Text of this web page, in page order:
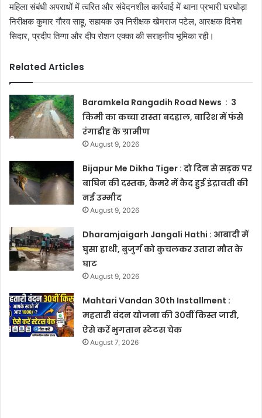
महिला संबंधी अपराधों में त्वरित और संवेदनशील कार्रवाई में थाना प्रभारी घरघोड़ा
निरीक्षक कुमार गौरव साहू, सहायक उप निरीक्षक खेमराज पटेल, आरक्षक दिनेश
सिदार, प्रदीप तिग्गा और दीप रोशन एक्का की सराहनीय भूमिका रही।
Related Articles
Baramkela Rangadih Road News : 3
किमी का कच्चा रास्ता बदहाल, बारिश में फंसे
रंगाडीह के ग्रामीण
August 9, 2026
Bijapur Me Dikha Tiger : दो दिन से सड़क पर
बाघिन की दस्तक, कैमरे में कैद हुई इंद्रावती की
नई उम्मीद
August 9, 2026
Dharamjaigarh Jangali Hathi : आबादी में
घुसा हाथी, बुजुर्ग को कुचलकर उतारा मौत के
घाट
August 9, 2026
Mahtari Vandan 30th Installment :
महतारी वंदन योजना की 30वीं किस्त जारी,
ऐसे करें भुगतान स्टेटस चेक
August 7, 2026